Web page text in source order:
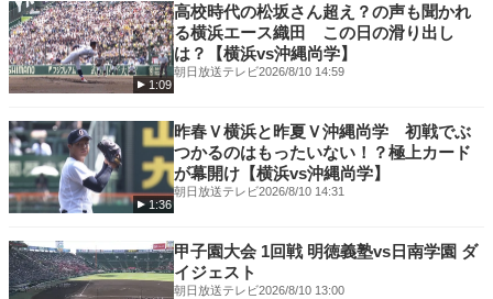
1:09
高校時代の松坂さん超え？の声も聞かれ
る横浜エース織田 この日の滑り出し
は？【横浜vs沖縄尚学】
朝日放送テレビ2026/8/10 14:59
1:36
昨春Ｖ横浜と昨夏Ｖ沖縄尚学 初戦でぶ
つかるのはもったいない！？極上カード
が幕開け【横浜vs沖縄尚学】
朝日放送テレビ2026/8/10 14:31
甲子園大会 1回戦 明徳義塾vs日南学園 ダ
イジェスト
朝日放送テレビ2026/8/10 13:00